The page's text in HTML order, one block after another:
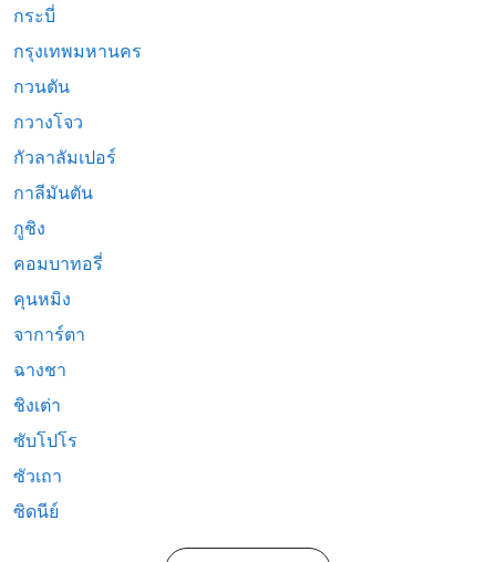
กระบี่
กรุงเทพมหานคร
กวนตัน
กวางโจว
กัวลาลัมเปอร์
กาลีมันตัน
กูชิง
คอมบาทอรี่
คุนหมิง
จาการ์ตา
ฉางชา
ชิงเต่า
ซับโปโร
ซัวเถา
ซิดนีย์